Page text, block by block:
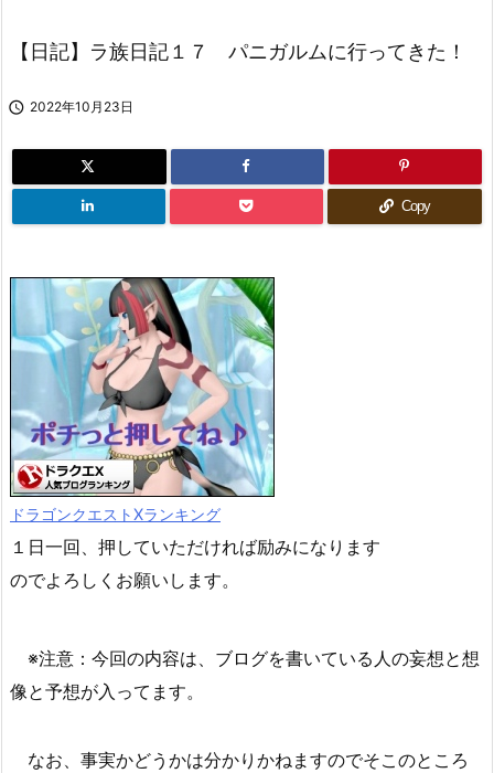
【日記】ラ族日記１７ パニガルムに行ってきた！
 2022年10月23日
Copy
ドラゴンクエストXランキング
１日一回、押していただければ励みになります
のでよろしくお願いします。
※注意：今回の内容は、ブログを書いている人の妄想と想
像と予想が入ってます。
なお、事実かどうかは分かりかねますのでそこのところ